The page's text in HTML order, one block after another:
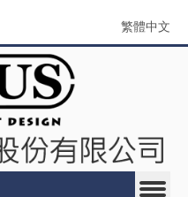
繁體中文